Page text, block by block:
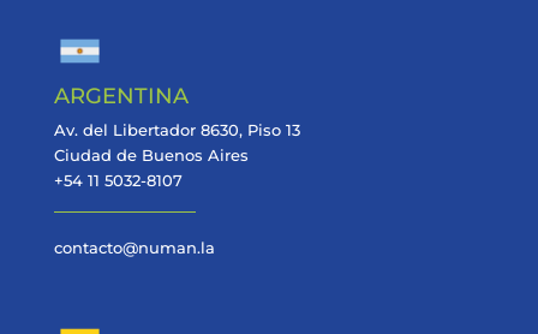
ARGENTINA
Av. del Libertador 8630, Piso 13
Ciudad de Buenos Aires
+54 11 5032-8107
contacto@numan.la